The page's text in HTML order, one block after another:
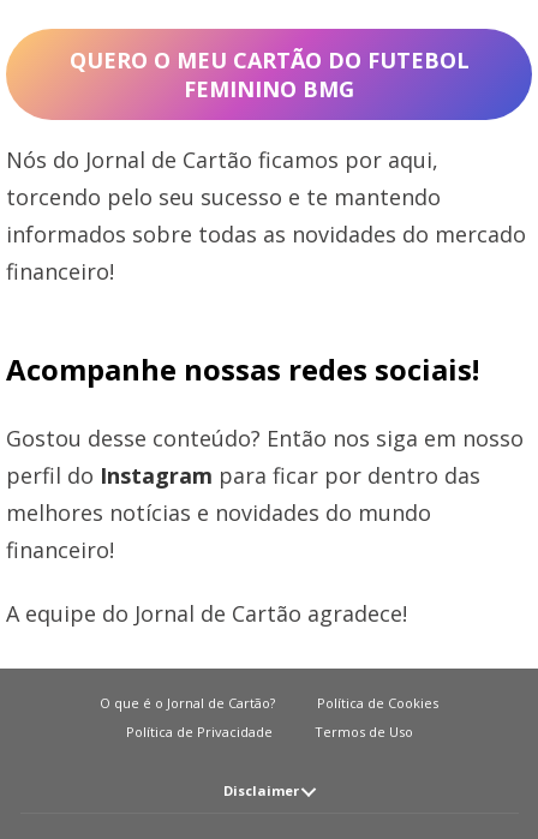
QUERO O MEU CARTÃO DO FUTEBOL
FEMININO BMG
Nós do Jornal de Cartão ficamos por aqui,
torcendo pelo seu sucesso e te mantendo
informados sobre todas as novidades do mercado
financeiro!
Acompanhe nossas redes sociais!
Gostou desse conteúdo? Então nos siga em nosso
perfil do Instagram para ficar por dentro das
melhores notícias e novidades do mundo
financeiro!
A equipe do Jornal de Cartão agradece!
O que é o Jornal de Cartão?
Política de Cookies
Política de Privacidade
Termos de Uso
Disclaimer